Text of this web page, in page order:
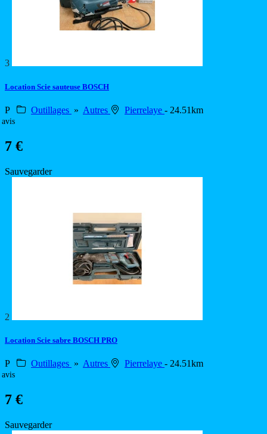
3
Location Scie sauteuse BOSCH
P Outillages » Autres Pierrelaye - 24.51km
avis
7 €
Sauvegarder
2
Location Scie sabre BOSCH PRO
P Outillages » Autres Pierrelaye - 24.51km
avis
7 €
Sauvegarder